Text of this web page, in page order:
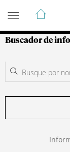
Guía de
Buscador de